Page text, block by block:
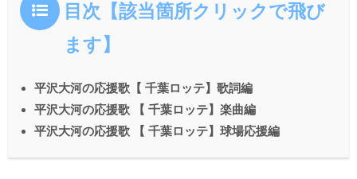
目次【該当箇所クリックで飛び
ます】
平沢大河の応援歌【 千葉ロッテ】歌詞編
平沢大河の応援歌 【 千葉ロッテ】楽曲編
平沢大河の応援歌 【 千葉ロッテ】球場応援編